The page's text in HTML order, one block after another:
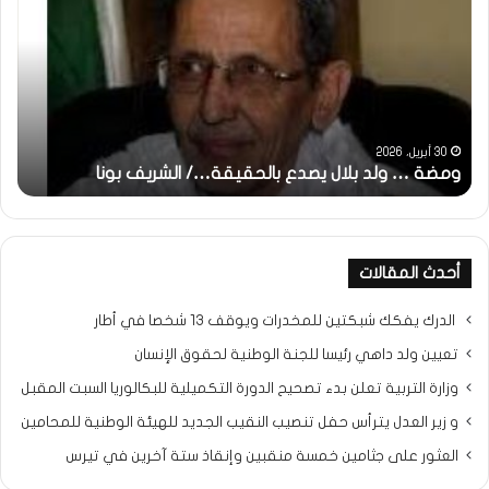
بالحقيقة…/
الشريف
30 أبريل، 2026
ومضة … ولد بلال يصدع بالحقيقة…/ الشريف بونا
أحدث المقالات
الدرك يفكك شبكتين للمخدرات ويوقف 13 شخصا في أطار
تعيين ولد داهي رئيسا للجنة الوطنية لحقوق الإنسان
وزارة التربية تعلن بدء تصحيح الدورة التكميلية للبكالوريا السبت المقبل
و زير العدل يترأس حفل تنصيب النقيب الجديد للهيئة الوطنية للمحامين
العثور على جثامين خمسة منقبين وإنقاذ ستة آخرين في تيرس